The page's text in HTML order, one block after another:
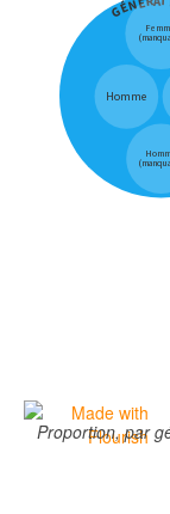
Proportion, par